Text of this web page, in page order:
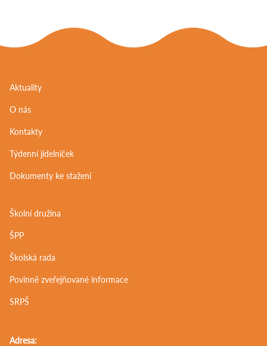
Aktuality
O nás
Kontakty
Týdenní jídelníček
Dokumenty ke stažení
Školní družina
ŠPP
Školská rada
Povinně zveřejňované informace
SRPŠ
Adresa: